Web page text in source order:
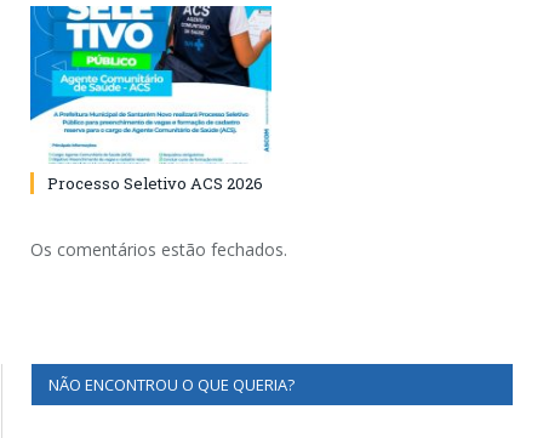
Processo Seletivo ACS 2026
Os comentários estão fechados.
NÃO ENCONTROU O QUE QUERIA?